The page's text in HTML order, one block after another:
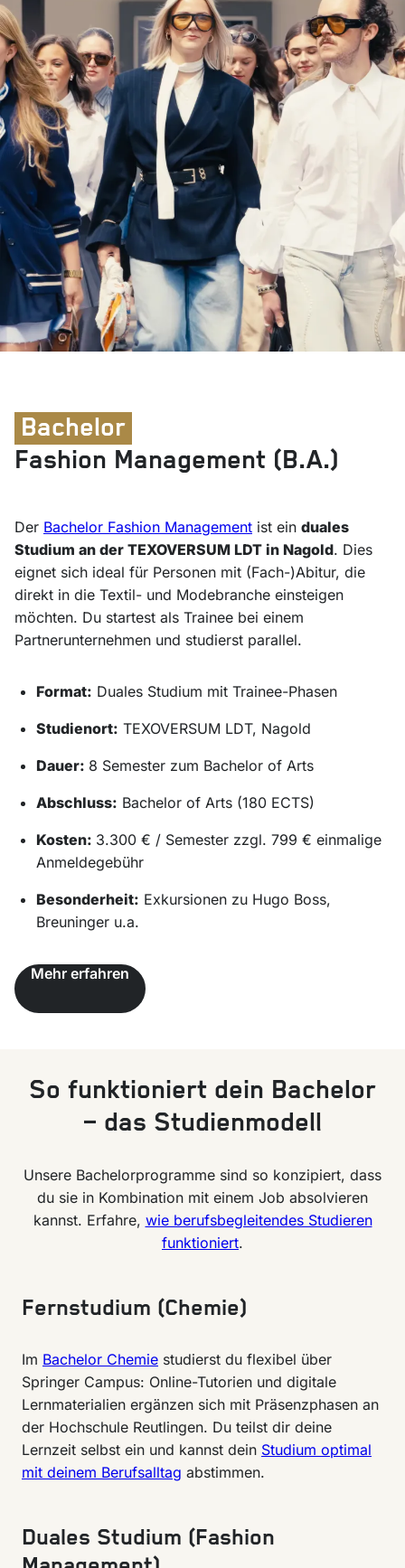
Bachelor
Fashion Management (B.A.)
Der Bachelor Fashion Management ist ein duales
Studium an der TEXOVERSUM LDT in Nagold. Dies
eignet sich ideal für Personen mit (Fach-)Abitur, die
direkt in die Textil- und Modebranche einsteigen
möchten. Du startest als Trainee bei einem
Partnerunternehmen und studierst parallel.
Format: Duales Studium mit Trainee-Phasen
Studienort: TEXOVERSUM LDT, Nagold
Dauer: 8 Semester zum Bachelor of Arts
Abschluss: Bachelor of Arts (180 ECTS)
Kosten: 3.300 € / Semester zzgl. 799 € einmalige
Anmeldegebühr
Besonderheit: Exkursionen zu Hugo Boss,
Breuninger u.a.
Mehr erfahren
So funktioniert dein Bachelor
– das Studienmodell
Unsere Bachelorprogramme sind so konzipiert, dass
du sie in Kombination mit einem Job absolvieren
kannst. Erfahre, wie berufsbegleitendes Studieren
funktioniert.
Fernstudium (Chemie)
Im Bachelor Chemie studierst du flexibel über
Springer Campus: Online-Tutorien und digitale
Lernmaterialien ergänzen sich mit Präsenzphasen an
der Hochschule Reutlingen. Du teilst dir deine
Lernzeit selbst ein und kannst dein Studium optimal
mit deinem Berufsalltag abstimmen.
Duales Studium (Fashion